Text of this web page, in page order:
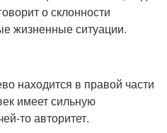
о склонности
жизненные ситуации.
находится в правой части
имеет сильную
то авторитет.